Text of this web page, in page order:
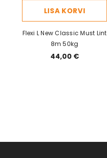
LISA KORVI
Flexi L New Classic Must Lint
8m 50kg
44,00 €